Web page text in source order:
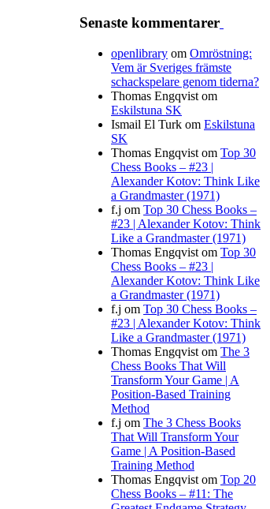
Senaste kommentarer
openlibrary om Omröstning:
Vem är Sveriges främste
schackspelare genom tiderna?
Thomas Engqvist om
Eskilstuna SK
Ismail El Turk om Eskilstuna
SK
Thomas Engqvist om Top 30
Chess Books – #23 |
Alexander Kotov: Think Like
a Grandmaster (1971)
f.j om Top 30 Chess Books –
#23 | Alexander Kotov: Think
Like a Grandmaster (1971)
Thomas Engqvist om Top 30
Chess Books – #23 |
Alexander Kotov: Think Like
a Grandmaster (1971)
f.j om Top 30 Chess Books –
#23 | Alexander Kotov: Think
Like a Grandmaster (1971)
Thomas Engqvist om The 3
Chess Books That Will
Transform Your Game | A
Position-Based Training
Method
f.j om The 3 Chess Books
That Will Transform Your
Game | A Position-Based
Training Method
Thomas Engqvist om Top 20
Chess Books – #11: The